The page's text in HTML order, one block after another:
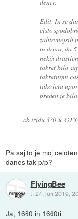
denar.
Edit: In se
cisto
zahtevnejsih
ta denar, da
nekih
takrat bila
takratnimi
tako leta
preden je
ob izidu 330 $.
Pa saj to je moj
danes tak p/p?
FlyingBee
::24. jun 2019,
Ja, 1660 in 1660ti